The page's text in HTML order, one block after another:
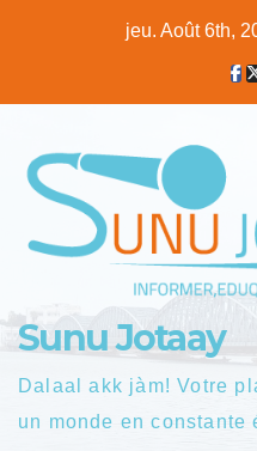
jeu. Août 6th,
Sunu Jotaay
Dalaal akk jàm! Votre
un monde en constante